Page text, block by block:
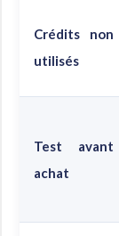
Crédits non
utilisés
Test avant
achat